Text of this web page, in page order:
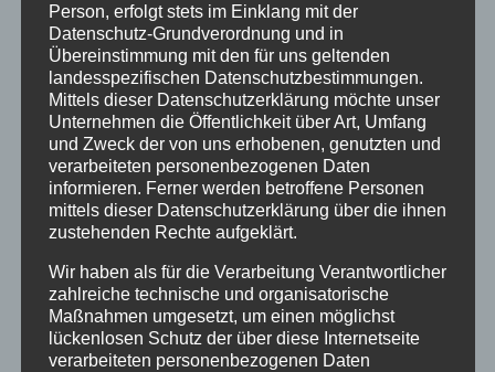
Mehrpunkt-Spannsegel Alexandria
Details
zur Wunschliste
Person, erfolgt stets im Einklang mit der
Datenschutz-Grundverordnung und in
Übereinstimmung mit den für uns geltenden
landesspezifischen Datenschutzbestimmungen.
Mittels dieser Datenschutzerklärung möchte unser
Unternehmen die Öffentlichkeit über Art, Umfang
und Zweck der von uns erhobenen, genutzten und
verarbeiteten personenbezogenen Daten
informieren. Ferner werden betroffene Personen
mittels dieser Datenschutzerklärung über die ihnen
zustehenden Rechte aufgeklärt.
Wir haben als für die Verarbeitung Verantwortlicher
zahlreiche technische und organisatorische
Maßnahmen umgesetzt, um einen möglichst
lückenlosen Schutz der über diese Internetseite
verarbeiteten personenbezogenen Daten